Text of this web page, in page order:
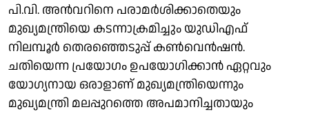
പി.വി. അൻവറിനെ പരാമർശിക്കാതെയും
മുഖ്യമന്ത്രിയെ കടന്നാക്രമിച്ചും യുഡിഎഫ്
നിലമ്പൂർ തെരഞ്ഞെടുപ്പ് കൺവെൻഷൻ.
ചതിയെന്ന പ്രയോ​ഗം ഉപയോ​ഗിക്കാൻ ഏറ്റവും
യോഗ്യനായ ഒരാളാണ് മുഖ്യമന്ത്രിയെന്നും
മുഖ്യമന്ത്രി മലപ്പുറത്തെ അപമാനിച്ചതായും